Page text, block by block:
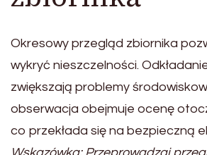
Okresowy przegląd zbiornika
wykryć nieszczelności.
zwiększają problemy
obserwacja obejmuje ocenę
co przekłada się na bezpieczną